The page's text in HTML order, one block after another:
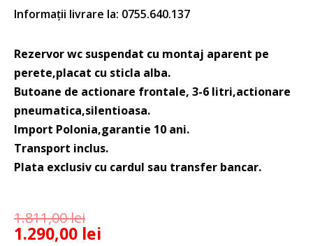
Informații livrare la: 0755.640.137
Rezervor wc suspendat cu montaj aparent pe
perete,placat cu sticla alba.
Butoane de actionare frontale, 3-6 litri,actionare
pneumatica,silentioasa.
Import Polonia,garantie 10 ani.
Transport inclus.
Plata exclusiv cu cardul sau transfer bancar.
1.811,00lei
1.290,00 lei